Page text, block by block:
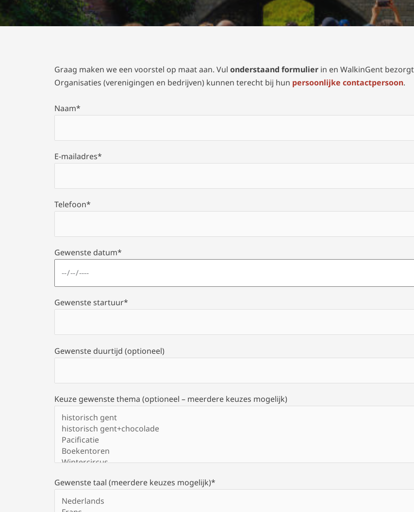
Graag maken we een voorstel op maat aan. Vul onderstaand formulier in en WalkinGent
Organisaties (verenigingen en bedrijven) kunnen terecht bij hun persoonlijke contactpersoon.
Naam*
E-mailadres*
Telefoon*
Gewenste datum*
Gewenste startuur*
Gewenste duurtijd (optioneel)
Keuze gewenste thema (optioneel – meerdere keuzes mogelijk)
Gewenste taal (meerdere keuzes mogelijk)*